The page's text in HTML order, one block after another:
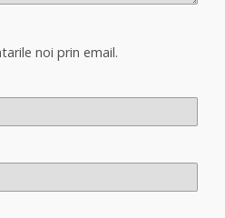
noi prin email.